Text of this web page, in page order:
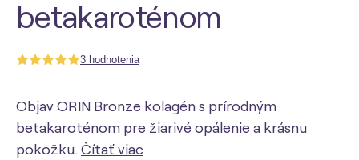
betakaroténom
3 hodnotenia
Objav ORIN Bronze kolagén s prírodným
betakaroténom pre žiarivé opálenie a krásnu
pokožku. Čítať viac